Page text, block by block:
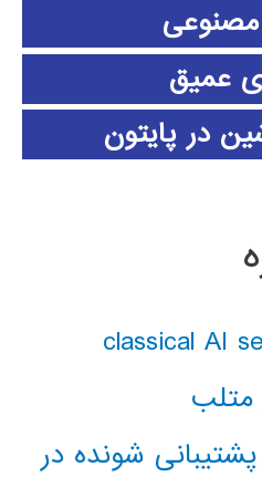
عمیق
در پایتون
متلب
شونده در